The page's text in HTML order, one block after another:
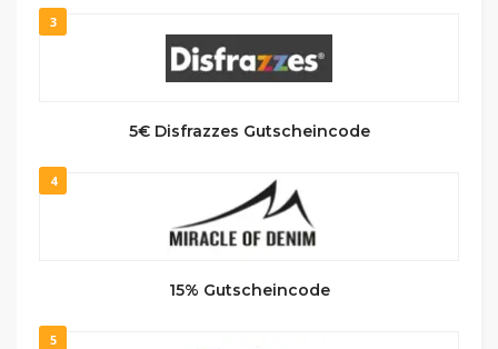
3
5€ Disfrazzes Gutscheincode
4
15% Gutscheincode
5